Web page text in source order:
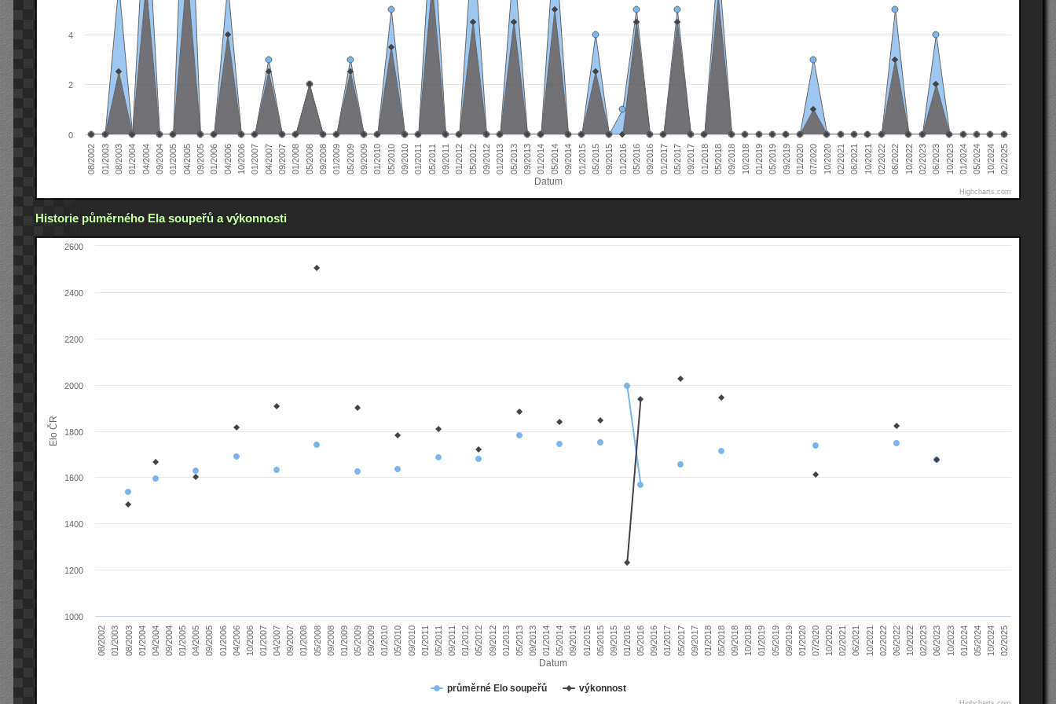
Datum
08/2002 01/2003 08/2003 01/2004 04/2004 09/2004 01/2005 04/2005 09/2005 01/2006 04/2006 10/2006 01/2007 04/2007 09/2007 01/2008 05/2008 09/2008 01/2009 05/2009 09/2009 01/2010 05/2010 09/2010 01/2011 05/2011 09/2011 01/2012 05/2012 09/2012 01/2013 05/2013 09/2013 01/2014 05/2014 09/2014 01/2015 05/2015 09/2015 01/2016 05/2016 09/2016 01/2017 05/2017 09/2017 01/2018 05/2018 09/2018 10/2018 01/2019 05/2019 09/2019 01/2020 07/2020 10/2020 02/2021 06/2021 10/2021 02/2022 06/2022 10/2022 02/2023 06/2023 10/2023 01/2024 05/2024 10/2024 02/2025
0
2
4
Highcharts.com
Historie půměrného Ela soupeřů a výkonnosti
Datum
Elo ČR
průměrné Elo soupeřů výkonnost
08/2002 01/2003 08/2003 01/2004 04/2004 09/2004 01/2005 04/2005 09/2005 01/2006 04/2006 10/2006 01/2007 04/2007 09/2007 01/2008 05/2008 09/2008 01/2009 05/2009 09/2009 01/2010 05/2010 09/2010 01/2011 05/2011 09/2011 01/2012 05/2012 09/2012 01/2013 05/2013 09/2013 01/2014 05/2014 09/2014 01/2015 05/2015 09/2015 01/2016 05/2016 09/2016 01/2017 05/2017 09/2017 01/2018 05/2018 09/2018 10/2018 01/2019 05/2019 09/2019 01/2020 07/2020 10/2020 02/2021 06/2021 10/2021 02/2022 06/2022 10/2022 02/2023 06/2023 10/2023 01/2024 05/2024 10/2024 02/2025
1000
1200
1400
1600
1800
2000
2200
2400
2600